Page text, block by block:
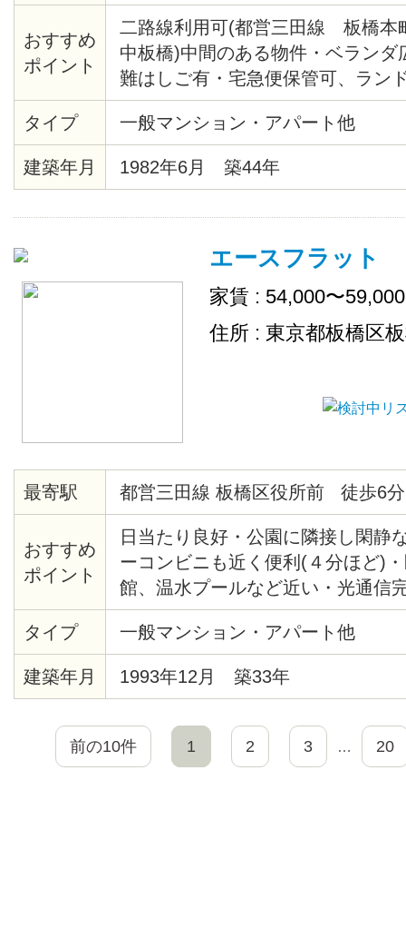
おすすめ
ポイント
二路線利用可(都営三田線 板橋
中板橋)中間のある物件・ベランダ
難はしご有・宅急便保管可、ラン
い物近し・風呂、トイレ別・総合
有
タイプ 一般マンション・アパート他
建築年月 1982年6月 築44年
エースフラット
家賃 : 54,000〜
住所 : 東京都板橋区
最寄駅 都営三田線 板橋区役所前 徒歩6
おすすめ
ポイント
日当たり良好・公園に隣接し閑静
ーコンビニも近く便利(４分ほど)
館、温水プールなど近い・光通信
グヒーター付・食器棚付・クロー
タイプ
一般マンション・アパート他
建築年月 1993年12月 築33年
前の10件 1 2 3 … 20